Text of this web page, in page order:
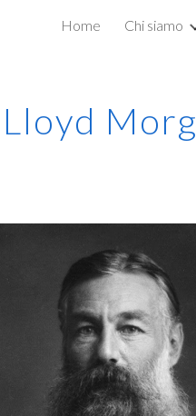
to main content
Home Chi siamo